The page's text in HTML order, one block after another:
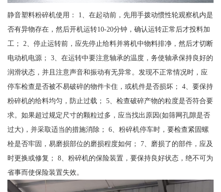
静音塑料粉碎机使用： 1、在起动前，先用手拨动惯性轮观察机内是
否有异物存在，然后开机运转10-20分钟，确认运转正常后才投料加
工； 2、停止运转前，应先停止给料并将机中物料排净，然后才切断
电动机电源； 3、在运转中要注意轴承的温度，务使轴承保持良好的
润滑状态，并且注意声音和振动有无异常。发现不正常情况时，应
停车检查是否被不易破碎的物件卡住，或机件是否损坏； 4、要保持
粉碎机的给料均匀，防止过载； 5、检查破碎产物的粒度是否符合要
求。如果超过规定尺寸的颗粒过多，应当找出原因(如筛网孔隙是否
过大)，并采取适当的措施消除； 6、粉碎机停车时，要检查紧固螺
栓是否牢固，易磨损部位的磨损程度如何； 7、磨损了的部件，应及
时更换或修复； 8、粉碎机的保险装置，要保持良好状态，绝不可为
省事而使保险装置失效。